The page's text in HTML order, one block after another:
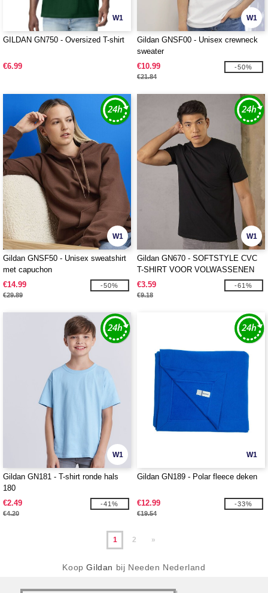
W1
GILDAN GN750 - Oversized T-shirt
€6.99
W1
Gildan GNSF00 - Unisex crewneck
sweater
€10.99
€21.84
-50%
W1
Gildan GNSF50 - Unisex sweatshirt
met capuchon
€14.99
€29.89
-50%
W1
Gildan GN670 - SOFTSTYLE CVC
T-SHIRT VOOR VOLWASSENEN
€3.59
€9.18
-61%
W1
Gildan GN181 - T-shirt ronde hals
180
€2.49
€4.20
-41%
W1
Gildan GN189 - Polar fleece deken
€12.99
€19.54
-33%
1 2 »
KoopGildan bij Needen Nederland